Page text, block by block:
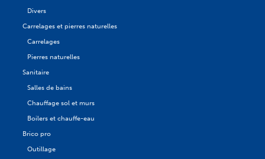
Divers
Carrelages et pierres naturelles
Carrelages
Pierres naturelles
Sanitaire
Salles de bains
Chauffage sol et murs
Boilers et chauffe-eau
Brico pro
Outillage